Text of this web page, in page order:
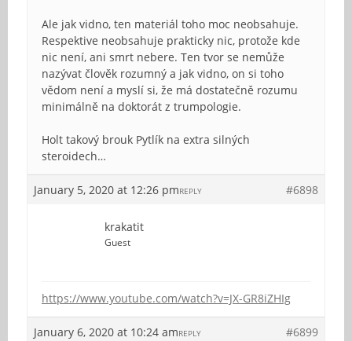
Ale jak vidno, ten materiál toho moc neobsahuje.
Respektive neobsahuje prakticky nic, protože kde
nic není, ani smrt nebere. Ten tvor se nemůže
nazývat člověk rozumný a jak vidno, on si toho
vědom není a myslí si, že má dostatečně rozumu
minimálně na doktorát z trumpologie.
Holt takový brouk Pytlík na extra silných
steroidech…
January 5, 2020 at 12:26 pm #6898
REPLY
krakatit
Guest
https://www.youtube.com/watch?v=JX-GR8iZHIg
January 6, 2020 at 10:24 am #6899
REPLY